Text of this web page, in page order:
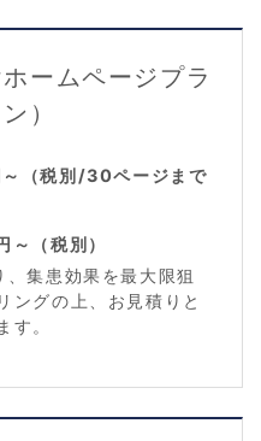
ームページプラ
）
～（税別/30ページまで
～（税別）
集患効果を最大限狙
ングの上、お見積りと
す。